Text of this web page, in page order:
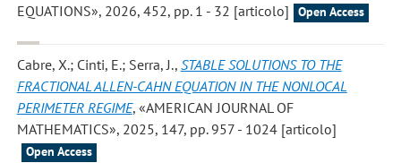
EQUATIONS», 2026, 452, pp. 1 - 32 [articolo]
Open Access
Cabre, X.; Cinti, E.; Serra, J., STABLE SOLUTIONS TO THE
FRACTIONAL ALLEN-CAHN EQUATION IN THE NONLOCAL
PERIMETER REGIME, «AMERICAN JOURNAL OF
MATHEMATICS», 2025, 147, pp. 957 - 1024 [articolo]
Open Access